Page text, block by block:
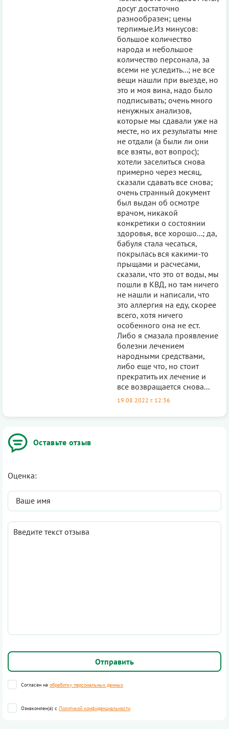
Оставьте отзыв
Оценка:
Согласен на обработку персональных данных
Ознакомлен(а) с Политикой конфиденциальности
досуг достаточно
разнообразен; цены
терпимые.Из минусов:
большое количество
народа и небольшое
количество персонала, за
всеми не уследить...; не все
вещи нашли при выезде, но
это и моя вина, надо было
подписывать; очень много
ненужных анализов,
которые мы сдавали уже на
месте, но их результаты мне
не отдали (а были ли они
все взяты, вот вопрос);
хотели заселиться снова
примерно через месяц,
сказали сдавать все снова;
очень странный документ
был выдан об осмотре
врачом, никакой
конкретики о состоянии
здоровья, все хорошо...; да,
бабуля стала чесаться,
покрылась вся какими-то
прыщами и расчесами,
сказали, что это от воды, мы
пошли в КВД, но там ничего
не нашли и написали, что
это аллергия на еду, скорее
всего, хотя ничего
особенного она не ест.
Либо я смазала проявление
болезни лечением
народными средствами,
либо еще что, но стоит
прекратить их лечение и
все возвращается снова...
19.08.2022 г. 12:36